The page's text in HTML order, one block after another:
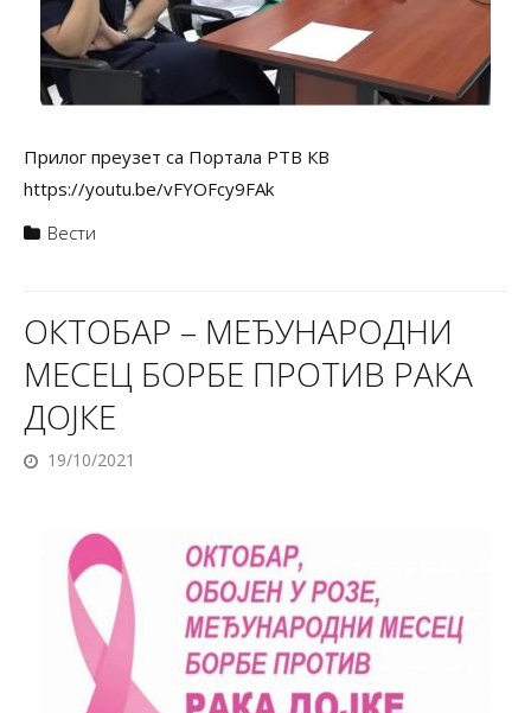
Прилог преузет са Портала РТВ КВ
https://youtu.be/vFYOFcy9FAk
Вести
ОКТОБАР – МЕЂУНАРОДНИ
МЕСЕЦ БОРБЕ ПРОТИВ РАКА
ДОЈКЕ
19/10/2021